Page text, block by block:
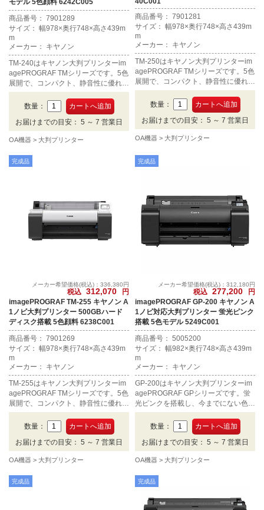
モデル 5色顔料 6242C005
商品番号： 7901289
サイズ： 幅978×奥行748×高さ439m
m
メーカー： キヤノン
TM-240はキヤノン大判プリンターim
agePROGRAF TMシリーズです。5色
展開で、コンパクト、静音性に優れ、
オフィスや店舗への設置に適していま
す。CADやポスターに求められる十
分は品質は保たれています。A1ノビ
まで対応します。
数量：
お届けまでの目安： 5 ～ 7 営業日
OA機器 大判プリンター
商品番号： 7901281
サイズ： 幅978×奥行748×高さ439m
m
メーカー： キヤノン
TM-250はキヤノン大判プリンターim
agePROGRAF TMシリーズです。5色
展開で、コンパクト、静音性に優れ、
オフィスや店舗への設置に適していま
す。CADやポスターに求められる十
分は品質は保たれています。A1ノビ
まで対応します。
数量：
お届けまでの目安： 5 ～ 7 営業日
OA機器 大判プリンター
完成品
メーカー希望価格(税込)：336,380円
税込 312,070
円
imagePROGRAF TM-255 キヤノン A
1ノビ大判プリンター 500GBハード
ディスク搭載 5色顔料 6238C001
商品番号： 7901269
サイズ： 幅978×奥行748×高さ439m
m
メーカー： キヤノン
TM-255はキヤノン大判プリンターim
agePROGRAF TMシリーズです。5色
展開で、コンパクト、静音性に優れ、
オフィスや店舗への設置に適していま
す。CADやポスターに求められる十
分は品質は保たれています。A1ノビ
まで対応し、500GBのハードディス
クが標準でついております。
数量：
お届けまでの目安： 5 ～ 7 営業日
OA機器 大判プリンター
完成品
メーカー希望価格(税込)：312,180円
税込 277,200
円
imagePROGRAF GP-200 キヤノン A
1ノビ対応大判プリンター 蛍光ピンク
搭載 5色モデル 5249C001
商品番号： 5005200
サイズ： 幅982×奥行748×高さ439m
m
メーカー： キヤノン
GP-200はキヤノン大判プリンターim
agePROGRAF GPシリーズです。蛍
光ピンクを搭載し、今までにない色鮮
やかなポスター出力を実現します。5
色展開でA1ノビまで対応します。
数量：
お届けまでの目安： 5 ～ 7 営業日
OA機器 大判プリンター
完成品 完成品